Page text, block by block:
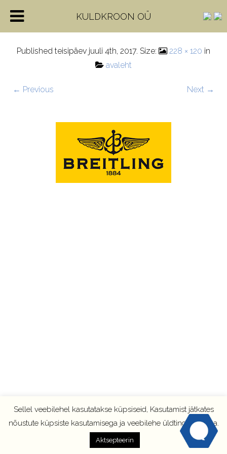
breitling
Published teisipäev juuli 4th, 2017. Size: 228 × 120 in
avaleht
← Previous Next →
Sellel veebilehel kasutatakse küpsiseid, Kasutamist jätkates
nõustute küpsiste kasutamisega ja veebilehe üldtingimustega.
Aktsepteerin
KULDKROON OÜ